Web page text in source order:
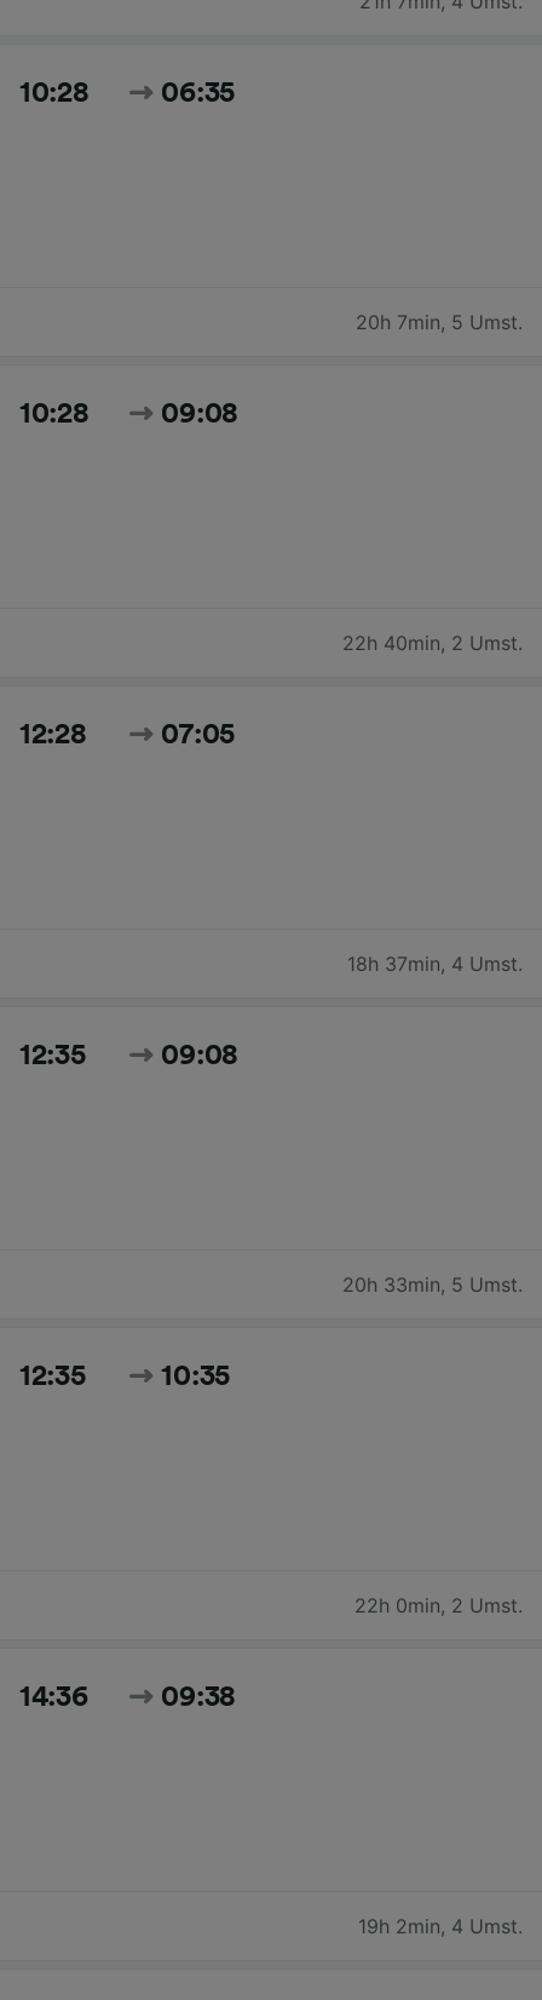
10:28 06:35
20h 7min, 5 Umst.
10:28 09:08
22h 40min, 2 Umst.
12:28 07:05
18h 37min, 4 Umst.
12:35 09:08
20h 33min, 5 Umst.
12:35 10:35
22h 0min, 2 Umst.
14:36 09:38
19h 2min, 4 Umst.